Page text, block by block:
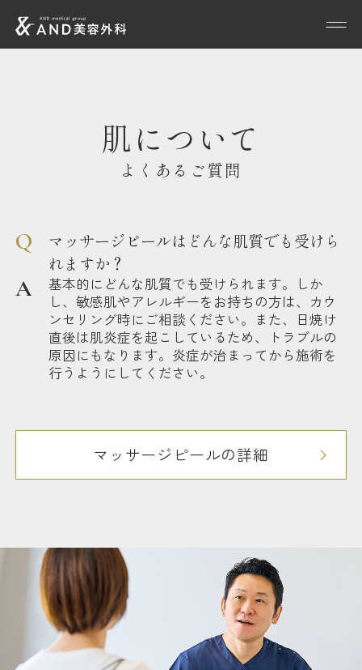
肌について
よくあるご質問
マッサージピールはどんな肌質でも受けら
れますか？
基本的にどんな肌質でも受けられます。しか
し、敏感肌やアレルギーをお持ちの方は、カウ
ンセリング時にご相談ください。また、日焼け
直後は肌炎症を起こしているため、トラブルの
原因にもなります。炎症が治まってから施術を
行うようにしてください。
マッサージピールの詳細